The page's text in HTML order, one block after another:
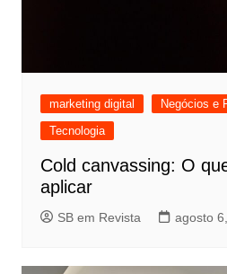
marketing digital
Negócios e
Tecnologia
Cold canvassing: O
aplicar
SB em Revista agosto